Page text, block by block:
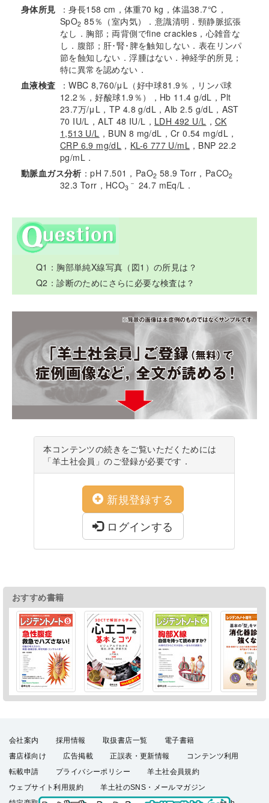
身体所見
：身長158 cm，体重70 kg，体温38.7℃，
SpO2 85％（室内気）．意識清明．頸静脈拡張
なし．胸部；両背側でfine crackles，心雑音な
し．腹部；肝･腎･脾を触知しない．表在リンパ
節を蝕知しない．浮腫はない．神経学的所見；
特に異常を認めない．
血液検査
：WBC 8,760/μL（好中球81.9％，リンパ球
12.2％，好酸球1.9％），Hb 11.4 g/dL，Plt
23.7万/μL，TP 4.8 g/dL，Alb 2.5 g/dL，AST
70 IU/L，ALT 48 IU/L， LDH 492 U/L ， CK
1,513 U/L ，BUN 8 mg/dL，Cr 0.54 mg/dL，
CRP 6.9 mg/dL ， KL-6 777 U/mL，BNP 22.2
pg/mL．
動脈血ガス分析 ：pH 7.501，PaO2 58.9 Torr，PaCO2
32.3 Torr，HCO3
－ 24.7 mEq/L．
Q1：胸部単純X線写真（図1）の所見は？
Q2：診断のためにさらに必要な検査は？
本コンテンツの続きをご覧いただくためには
「羊土社会員」のご登録が必要です．
新規登録する
ログインする
おすすめ書籍
会社案内 採用情報 取扱書店一覧
電子書籍
書店様向け
広告掲載 正誤表・更新情報
コンテンツ利用
転載申請
プライバシーポリシー
羊土社会員規約
ウェブサイト利用規約
羊土社のSNS・メールマガジン